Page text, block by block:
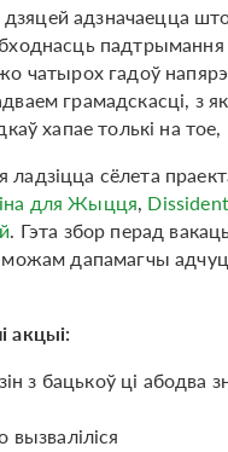
адзначаецца
падтрымання
чатырох гадоў
грамадскасці, з
хапае толькі на
сёлета
для Жыцця,
. Гэта збор перад
дапамагчы
акцыі:
з бацькоў ці абодва